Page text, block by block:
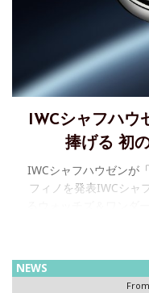
IWCシャフハ
捧げる 初
IWCシャフハウゼンが
フィノを発表IWCシャ
ック デイ＆ナ
NEWS